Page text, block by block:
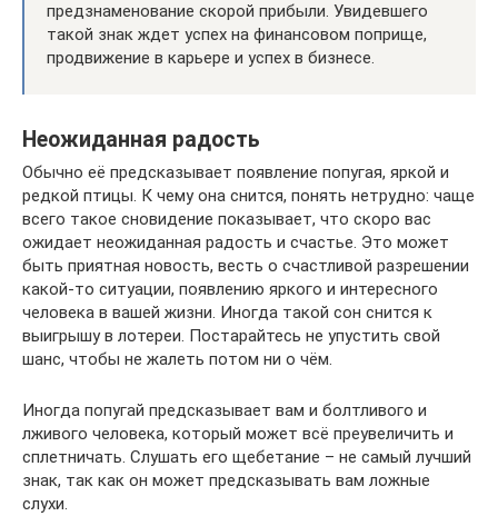
предзнаменование скорой прибыли. Увидевшего
такой знак ждет успех на финансовом поприще,
продвижение в карьере и успех в бизнесе.
Неожиданная радость
Обычно её предсказывает появление попугая, яркой и
редкой птицы. К чему она снится, понять нетрудно: чаще
всего такое сновидение показывает, что скоро вас
ожидает неожиданная радость и счастье. Это может
быть приятная новость, весть о счастливой разрешении
какой-то ситуации, появлению яркого и интересного
человека в вашей жизни. Иногда такой сон снится к
выигрышу в лотереи. Постарайтесь не упустить свой
шанс, чтобы не жалеть потом ни о чём.
Иногда попугай предсказывает вам и болтливого и
лживого человека, который может всё преувеличить и
сплетничать. Слушать его щебетание – не самый лучший
знак, так как он может предсказывать вам ложные
слухи.